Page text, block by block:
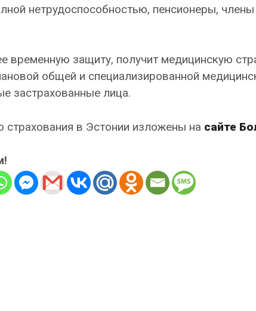
нетрудоспособностью, пенсионеры,
временную защиту, получит медицинскую
общей и специализированной
застрахованные лица.
страхования в Эстонии изложены на сайте